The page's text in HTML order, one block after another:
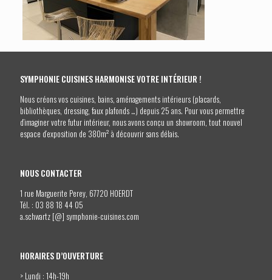
SYMPHONIE CUISINES HARMONISE VOTRE INTÉRIEUR !
Nous créons vos cuisines, bains, aménagements intérieurs (placards,
bibliothèques, dressing, faux plafonds …) depuis 25 ans. Pour vous permettre
d’imaginer votre futur intérieur, nous avons conçu un showroom, tout nouvel
espace d’exposition de 380m² à découvrir sans délais.
NOUS CONTACTER
1 rue Marguerite Perey, 67720 HOERDT
Tél. : 03 88 18 44 05
a.schwartz [@] symphonie-cuisines.com
HORAIRES D’OUVERTURE
> Lundi : 14h-19h